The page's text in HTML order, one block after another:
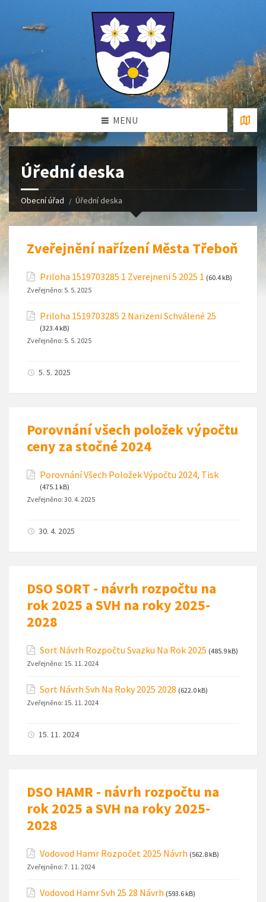
MENU
Úřední deska
Obecní úřad Úřední deska
Zveřejnění nařízení Města Třeboň
Priloha 1519703285 1 Zverejneni 5 2025 1 (60.4 kB)
Zveřejněno: 5. 5. 2025
Priloha 1519703285 2 Narizeni Schválené 25
(323.4 kB)
Zveřejněno: 5. 5. 2025
5. 5. 2025
Porovnání všech položek výpočtu
ceny za stočné 2024
Porovnání Všech Položek Výpočtu 2024, Tisk
(475.1 kB)
Zveřejněno: 30. 4. 2025
30. 4. 2025
DSO SORT - návrh rozpočtu na
rok 2025 a SVH na roky 2025-
2028
Sort Návrh Rozpočtu Svazku Na Rok 2025 (485.9 kB)
Zveřejněno: 15. 11. 2024
Sort Návrh Svh Na Roky 2025 2028 (622.0 kB)
Zveřejněno: 15. 11. 2024
15. 11. 2024
DSO HAMR - návrh rozpočtu na
rok 2025 a SVH na roky 2025-
2028
Vodovod Hamr Rozpočet 2025 Návrh (562.8 kB)
Zveřejněno: 7. 11. 2024
Vodovod Hamr Svh 25 28 Návrh (593.6 kB)